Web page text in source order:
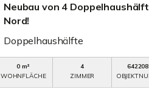
Neubau von 4
Nord!
Doppelhaushälfte
0 m²
WOHNFLÄCHE
4
ZIMMER